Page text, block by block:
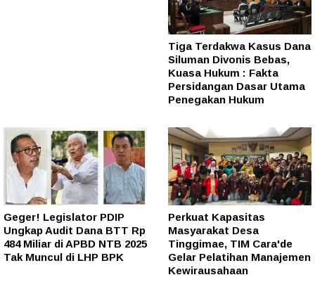
Tiga Terdakwa Kasus Dana
Siluman Divonis Bebas,
Kuasa Hukum : Fakta
Persidangan Dasar Utama
Penegakan Hukum
Geger! Legislator PDIP
Ungkap Audit Dana BTT Rp
484 Miliar di APBD NTB 2025
Tak Muncul di LHP BPK
Perkuat Kapasitas
Masyarakat Desa
Tinggimae, TIM Cara'de
Gelar Pelatihan Manajemen
Kewirausahaan